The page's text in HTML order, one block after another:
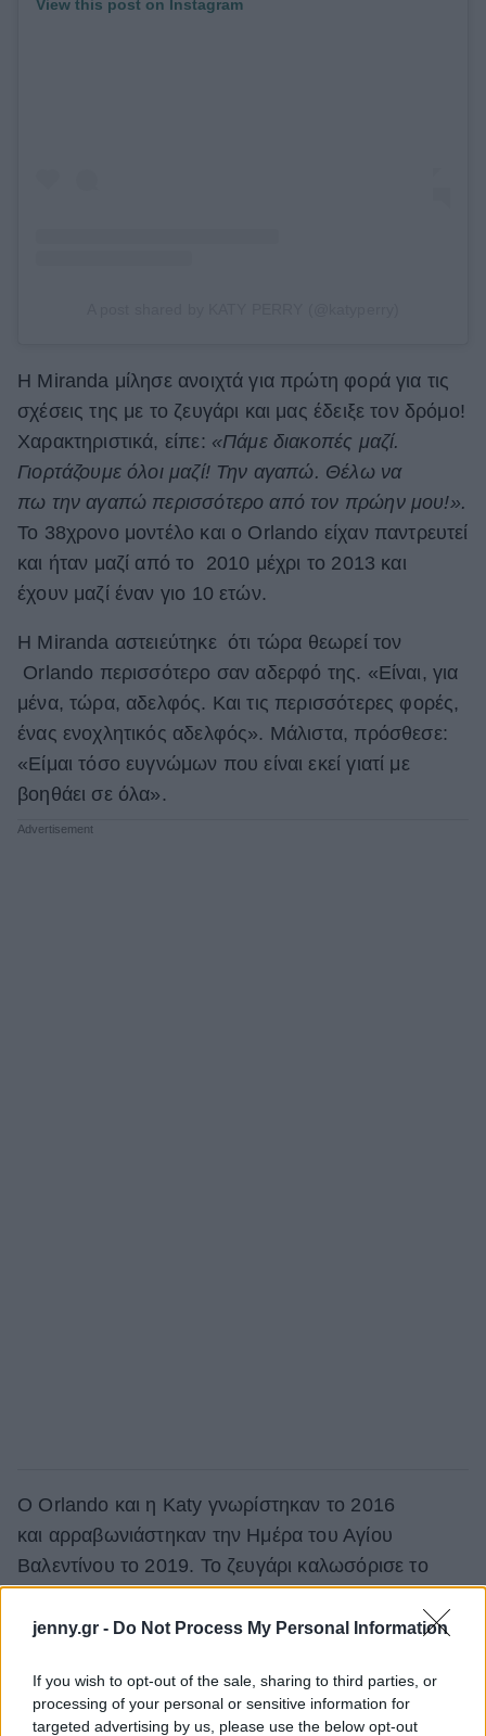
jenny.gr - Do Not Process My Personal Information
If you wish to opt-out of the sale, sharing to third parties, or
processing of your personal or sensitive information for
targeted advertising by us, please use the below opt-out
View this post on Instagram
Η Miranda μίλησε ανοιχτά για πρώτη φορά για τις
σχέσεις της με το ζευγάρι και μας έδειξε τον δρόμο!
Χαρακτηριστικά, είπε: «Πάμε διακοπές μαζί.
Γιορτάζουμε όλοι μαζί! Την αγαπώ. Θέλω να
πω την αγαπώ περισσότερο από τον πρώην μου!».
Το 38χρονο μοντέλο και ο Orlando είχαν παντρευτεί
και ήταν μαζί από το 2010 μέχρι το 2013 και
έχουν μαζί έναν γιο 10 ετών.
Η Miranda αστειεύτηκε ότι τώρα θεωρεί τον
Orlando περισσότερο σαν αδερφό της. «Είναι, για
μένα, τώρα, αδελφός. Και τις περισσότερες φορές,
ένας ενοχλητικός αδελφός». Μάλιστα, πρόσθεσε:
«Είμαι τόσο ευγνώμων που είναι εκεί γιατί με
βοηθάει σε όλα».
Ο Orlando και η Katy γνωρίστηκαν το 2016
και αρραβωνιάστηκαν την Ημέρα του Αγίου
Βαλεντίνου το 2019. Το ζευγάρι καλωσόρισε το
πρώτο τους παιδί, την Daisy Dove, τον Αύγουστο
του 2020.
Δείτε ακόμη: